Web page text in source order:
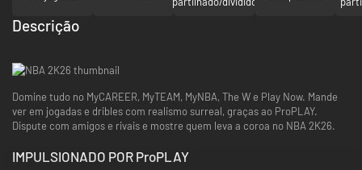
Descrição
Domine tudo no MyCAREER, MyTEAM, MyNBA, The W e Play Now. Mande
ver em jogadas e dribles com realismo surreal, graças ao ProPLAY.
Dispute com amigos e rivais e mostre quem leva a coroa no NBA 2K26.
IMPULSIONADO POR ProPLAY